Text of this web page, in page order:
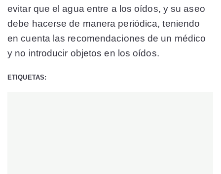
evitar que el agua entre a los oídos, y su aseo
debe hacerse de manera periódica, teniendo
en cuenta las recomendaciones de un médico
y no introducir objetos en los oídos.
ETIQUETAS: